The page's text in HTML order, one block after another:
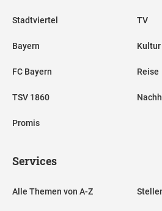
Stadtviertel
Bayern
FC Bayern
TSV 1860
Promis
TV
Kultur
Reise
Services
Alle Themen von A-Z